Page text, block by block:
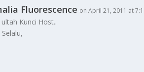
Fluorescence on April 21, 2011 at
Kunci Host..
Selalu,